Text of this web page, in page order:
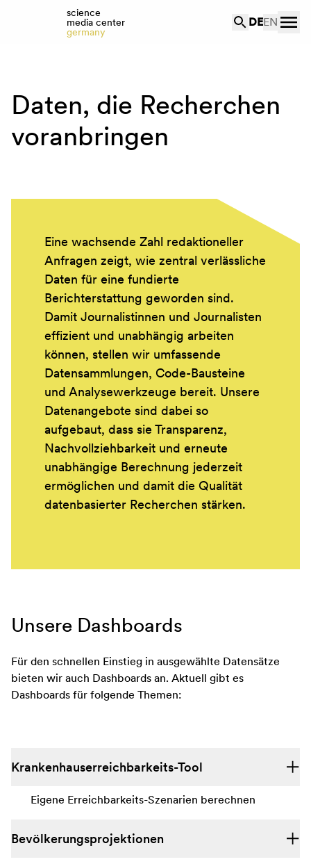
science
media center
germany
DEEN
Daten, die Recherchen
voranbringen
Eine wachsende Zahl redaktioneller
Anfragen zeigt, wie zentral verlässliche
Daten für eine fundierte
Berichterstattung geworden sind.
Damit Journalistinnen und Journalisten
effizient und unabhängig arbeiten
können, stellen wir umfassende
Datensammlungen, Code-Bausteine
und Analysewerkzeuge bereit. Unsere
Datenangebote sind dabei so
aufgebaut, dass sie Transparenz,
Nachvollziehbarkeit und erneute
unabhängige Berechnung jederzeit
ermöglichen und damit die Qualität
datenbasierter Recherchen stärken.
Unsere Dashboards
Für den schnellen Einstieg in ausgewählte Datensätze
bieten wir auch Dashboards an. Aktuell gibt es
Dashboards für folgende Themen:
Krankenhauserreichbarkeits-Tool
Eigene Erreichbarkeits-Szenarien berechnen
Bevölkerungsprojektionen